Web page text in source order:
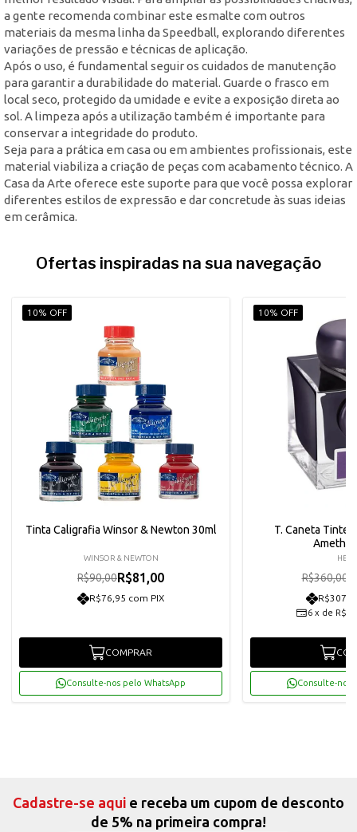
a gente recomenda combinar este esmalte com outros
materiais da mesma linha da Speedball, explorando diferentes
variações de pressão e técnicas de aplicação.
Após o uso, é fundamental seguir os cuidados de manutenção
para garantir a durabilidade do material. Guarde o frasco em
local seco, protegido da umidade e evite a exposição direta ao
sol. A limpeza após a utilização também é importante para
conservar a integridade do produto.
Seja para a prática em casa ou em ambientes profissionais, este
material viabiliza a criação de peças com acabamento técnico. A
Casa da Arte oferece este suporte para que você possa explorar
diferentes estilos de expressão e dar concretude às suas ideias
em cerâmica.
Ofertas inspiradas na sua navegação
10% OFF
Tinta Caligrafia Winsor & Newton 30ml
WINSOR & NEWTON
R$90,00R$81,00
R$76,95 com PIX
COMPRAR
Consulte-nos pelo WhatsApp
10% OFF
T. Caneta
R$360,00
6 x de
Consulte-nos
Cadastre-se aqui e receba um cupom de desconto
de 5% na primeira compra!